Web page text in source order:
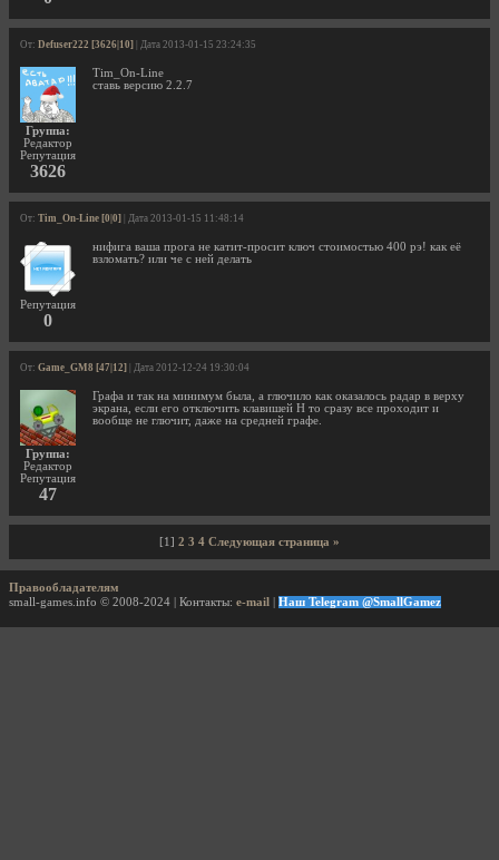
От: Defuser222 [3626|10] | Дата 2013-01-15 23:24:35
Группа:
Редактор
Репутация
3626
Tim_On-Line
ставь версию 2.2.7
От: Tim_On-Line [0|0] | Дата 2013-01-15 11:48:14
Репутация
0
нифига ваша прога не катит-просит ключ стоимостью 400 рэ! как её
взломать? или че с ней делать
От: Game_GM8 [47|12] | Дата 2012-12-24 19:30:04
Группа:
Редактор
Репутация
47
Графа и так на минимум была, а глючило как оказалось радар в верху
экрана, если его отключить клавишей Н то сразу все проходит и
вообще не глючит, даже на средней графе.
[1] 2 3 4 Следующая страница »
Правообладателям
small-games.info © 2008-2024 | Контакты: e-mail Наш Telegram @SmallGamez